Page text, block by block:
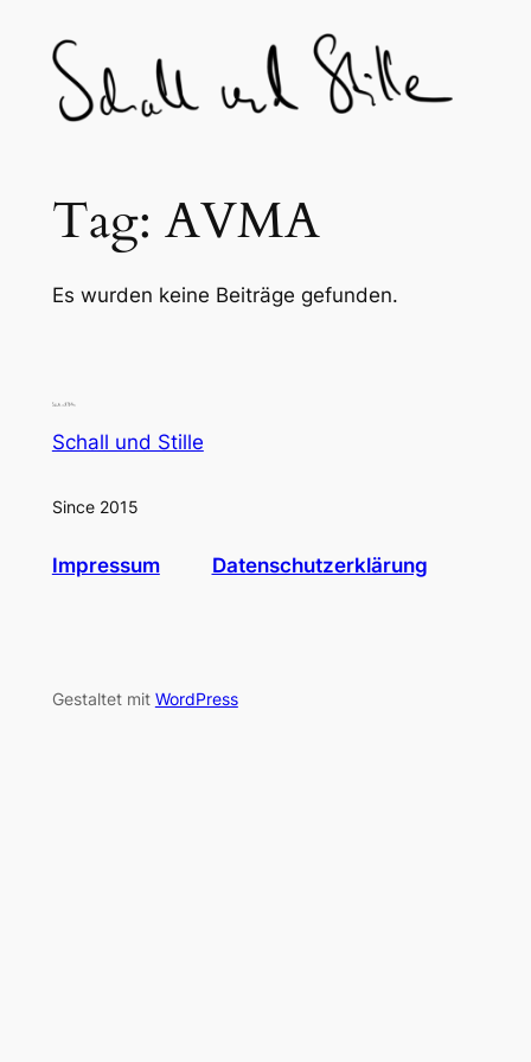
content
Tag: AVMA
Es wurden keine Beiträge gefunden.
Schall und Stille
Since 2015
Impressum Datenschutzerklärung
Gestaltet mit WordPress